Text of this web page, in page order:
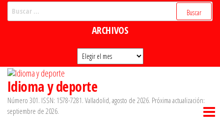
ARCHIVOS
Archivos
Idioma y deporte
Número 301. ISSN: 1578-7281. Valladolid, agosto de 2026. Próxima actualización:
septiembre de 2026.